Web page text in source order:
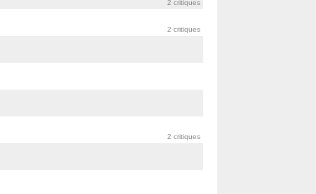
2 critiques
2 critiques
2 critiques